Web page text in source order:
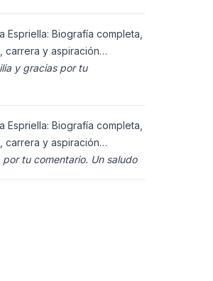
Espriella: Biografía completa,
carrera y aspiración
y gracias por tu
Espriella: Biografía completa,
carrera y aspiración
Gracias Cecilia por tu comentario. Un saludo